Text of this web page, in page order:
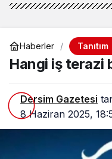
Haberler Tanıtım
Hangi iş terazi
Dersim Gazetesi
8 Haziran 2025,